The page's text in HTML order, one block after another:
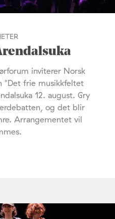
inviterer Norsk
"Det frie musikkfeltet
12. august. Gry
og det blir
Arrangementet vil